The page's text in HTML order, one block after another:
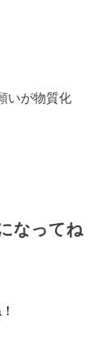
いが物質化
なってね